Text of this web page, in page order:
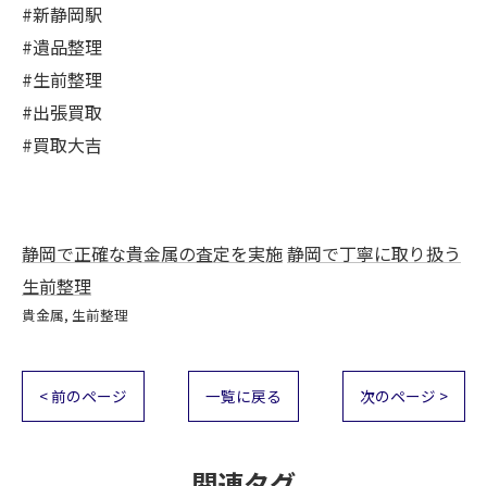
#新静岡駅
#遺品整理
#生前整理
#出張買取
#買取大吉
静岡で正確な貴金属の査定を実施静岡で丁寧に取り扱う
生前整理
貴金属 生前整理
< 前のページ 一覧に戻る 次のページ >